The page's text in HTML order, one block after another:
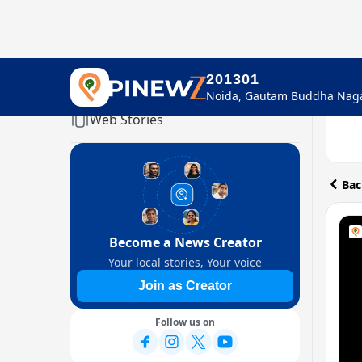
201301
Home
Web Stories
Become a News Creator
Your local stories, Your voice
Join as Creator
Follow us on